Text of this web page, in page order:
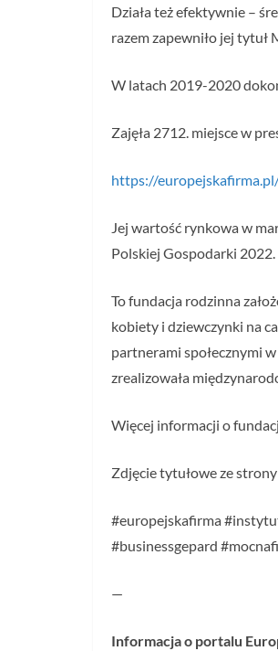
Działa też efektywnie –
razem zapewniło jej tytuł
W latach 2019-2020
Zajęła 2712. miejsce w
https://
Jej wartość rynkowa w
Polskiej Gospodarki 2022.
To fundacja rodzinna
kobiety i dziewczynki na
partnerami społecznymi
zrealizowała
Więcej informacji o
Zdjęcie tytułowe ze
#europejskafirma
#businessgepard
—
Informacja o portalu